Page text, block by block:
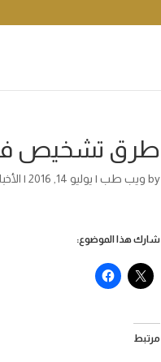
طرق تشخيص
by ويب طب | يوليو 14, 2016 |
شارك هذا الموضوع:
مرتبط